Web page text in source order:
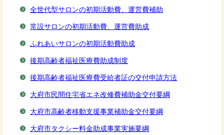
全世代型サロンの初期活動費、運営費補助
常設サロンの初期活動費、運営費助成
ふれあいサロンの初期活動費助成
後期高齢者福祉医療費助成制度
後期高齢者福祉医療費受給者証の交付申請方法
大府市民間住宅省エネ改修費補助金交付要綱
大府市高齢者移動支援事業補助金交付要綱
大府市タクシー料金助成事業実施要綱